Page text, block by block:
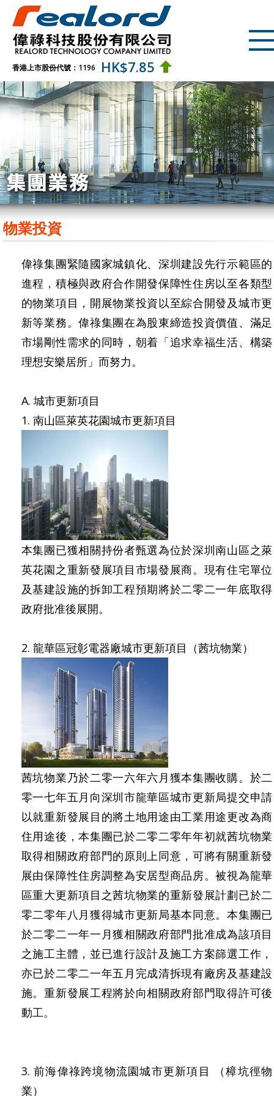
香港上市股份代號：1196 HK$7.85
物業投資
偉祿集團緊隨國家城鎮化、深圳建設先行示範區的
進程，積極與政府合作開發保障性住房以至各類型
的物業項目，開展物業投資以至綜合開發及城市更
新等業務。偉祿集團在為股東締造投資價值、滿足
市場剛性需求的同時，朝着「追求幸福生活、構築
理想安樂居所」而努力。
A. 城市更新項目
1. 南山區萊英花園城市更新項目
本集團已獲相關持份者甄選為位於深圳南山區之萊
英花園之重新發展項目市場發展商。現有住宅單位
及基建設施的拆卸工程預期將於二零二一年底取得
政府批准後展開。
2. 龍華區冠彰電器廠城市更新項目（茜坑物業）
茜坑物業乃於二零一六年六月獲本集團收購。於二
零一七年五月向深圳市龍華區城市更新局提交申請
以就重新發展目的將土地用途由工業用途更改為商
住用途後，本集團已於二零二零年年初就茜坑物業
取得相關政府部門的原則上同意，可將有關重新發
展由保障性住房調整為安居型商品房。被視為龍華
區重大更新項目之茜坑物業的重新發展計劃已於二
零二零年八月獲得城市更新局基本同意。本集團已
於二零二一年一月獲相關政府部門批准成為該項目
之施工主體，並已進行設計及施工方案篩選工作，
亦已於二零二一年五月完成清拆現有廠房及基建設
施。重新發展工程將於向相關政府部門取得許可後
動工。
3. 前海偉祿跨境物流園城市更新項目 （樟坑徑物
業）